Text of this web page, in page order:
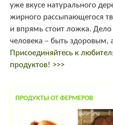
уже вкусе натурального
жирного рассыпающегося
и впрямь стоит ложка.
человека – быть здоровым,
Присоединяйтесь к
продуктов! >>>
ПРОДУКТЫ ОТ ФЕРМЕРОВ